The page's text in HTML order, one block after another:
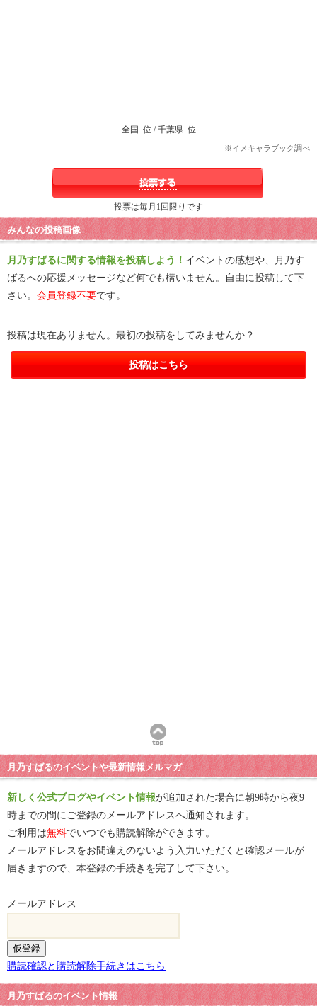
全国 位 / 千葉県 位
※イメキャラブック調べ
投票は毎月1回限りです
みんなの投稿画像
月乃すばるに関する情報を投稿しよう！ イベントの感想や、月乃す
ばるへの応援メッセージなど何でも構いません。自由に投稿して下
さい。 会員登録不要です。
投稿は現在ありません。最初の投稿をしてみませんか？
投稿はこちら
月乃すばるのイベントや最新情報メルマガ
新しく公式ブログやイベント情報が追加された場合に朝9時から夜9
時までの間にご登録のメールアドレスへ通知されます。
ご利用は無料でいつでも購読解除ができます。
メールアドレスをお間違えのないよう入力いただくと確認メールが
届きますので、本登録の手続きを完了して下さい。
メールアドレス
購読確認と購読解除手続きはこちら
月乃すばるのイベント情報